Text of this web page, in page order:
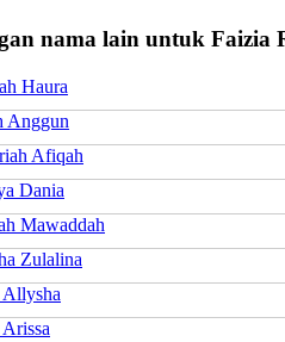
nama lain untuk Faizia
Haura
Anggun
Afiqah
Dania
Mawaddah
Zulalina